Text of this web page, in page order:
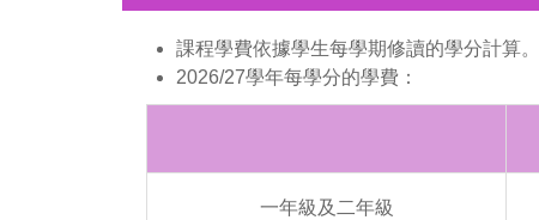
課程學費依據學生每學期修讀的學分計算。
2026/27學年每學分的學費：
一年級及二年級